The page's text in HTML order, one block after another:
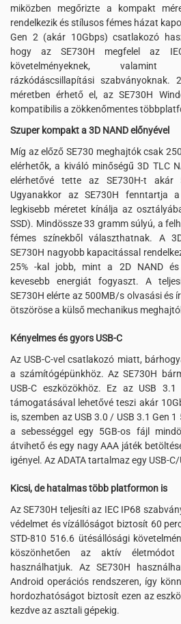
miközben megőrizte a kompakt
rendelkezik és stílusos fémes házat
Gen 2 (akár 10Gbps) csatlakozó
hogy az SE730H megfelel az
követelményeknek,
rázkódáscsillapítási
méretben érhető el, az SE730H
kompatibilis a zökkenőmentes
Szuper kompakt a 3D NAND előnyével
Míg az előző SE730 meghajtók csak
elérhetők, a kiváló minőségű 3D TLC
elérhetővé tette az SE730H-t
Ugyanakkor az SE730H fenntartja
legkisebb méretet kínálja az
SSD). Mindössze 33 gramm súlyú, a
fémes színekből választhatnak. A
SE730H nagyobb kapacitással
25% -kal jobb, mint a 2D NAND és
kevesebb energiát fogyaszt. A
SE730H elérte az 500MB/s olvasási és
ötszöröse a külső mechanikus
Kényelmes és gyors USB-C
Az USB-C-vel csatlakozó miatt,
a számítógépünkhöz. Az SE730H
USB-C eszközökhöz. Ez az USB
támogatásával lehetővé teszi akár
is, szemben az USB 3.0 / USB 3.1 Gen
a sebességgel egy 5GB-os fájl
átvihető és egy nagy AAA játék
igényel. Az ADATA tartalmaz egy USB-
Kicsi, de hatalmas több platformon is
Az SE730H teljesíti az IEC IP68
védelmet és vízállóságot biztosít 60
STD-810 516.6 ütésállósági
köszönhetően az aktív
használhatjuk. Az SE730H
Android operációs rendszeren, így
hordozhatóságot biztosít ezen az
kezdve az asztali gépekig.